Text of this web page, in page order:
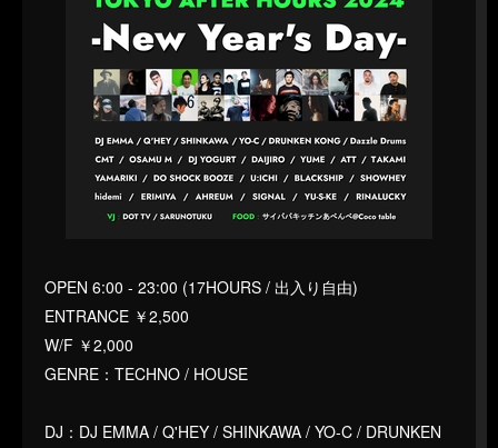
OPEN 6:00 - 23:00 (17HOURS / 出入り自由)
ENTRANCE ￥2,500
W/F ￥2,000
GENRE：TECHNO / HOUSE
DJ：DJ EMMA / Q'HEY / SHINKAWA / YO-C / DRUNKEN